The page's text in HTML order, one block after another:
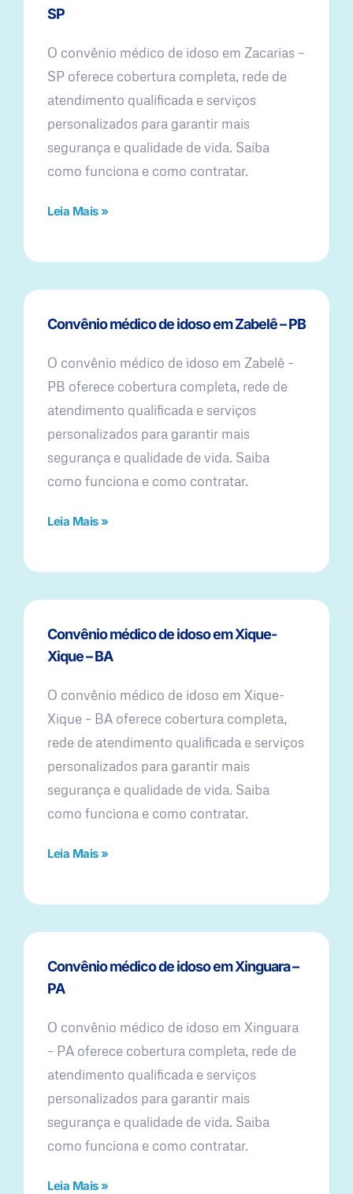
SP
O convênio médico de idoso em Zacarias –
SP oferece cobertura completa, rede de
atendimento qualificada e serviços
personalizados para garantir mais
segurança e qualidade de vida. Saiba
como funciona e como contratar.
Leia Mais »
Convênio médico de idoso em Zabelê – PB
O convênio médico de idoso em Zabelê –
PB oferece cobertura completa, rede de
atendimento qualificada e serviços
personalizados para garantir mais
segurança e qualidade de vida. Saiba
como funciona e como contratar.
Leia Mais »
Convênio médico de idoso em Xique-
Xique – BA
O convênio médico de idoso em Xique-
Xique – BA oferece cobertura completa,
rede de atendimento qualificada e serviços
personalizados para garantir mais
segurança e qualidade de vida. Saiba
como funciona e como contratar.
Leia Mais »
Convênio médico de idoso em Xinguara –
PA
O convênio médico de idoso em Xinguara
– PA oferece cobertura completa, rede de
atendimento qualificada e serviços
personalizados para garantir mais
segurança e qualidade de vida. Saiba
como funciona e como contratar.
Leia Mais »